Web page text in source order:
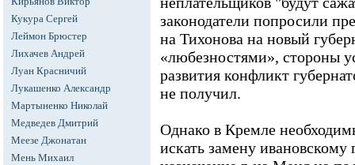
Кукура Сергей
Леймон Брюстер
Лихачев Андрей
Луан Красничий
Лукашенко Александр
Мартыненко Николай
Медведев Дмитрий
Меезе Джонатан
Мень Михаил
законодатели попросили
на Тихонова на новый
«любезностями», стороны
развития конфликт
не получил.
Однако в Кремле
искать замену